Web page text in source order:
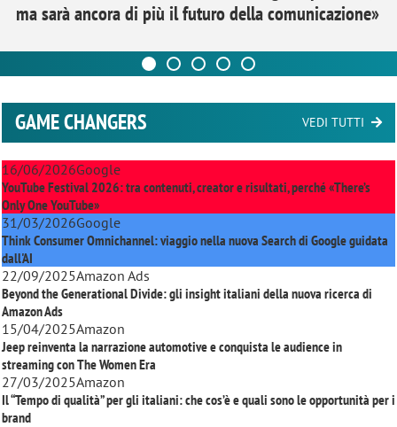
ma sarà ancora di più il futuro della comunicazione»
GAME CHANGERS VEDI TUTTI
16/06/2026Google
YouTube Festival 2026: tra contenuti, creator e risultati, perché «There’s
Only One YouTube»
31/03/2026Google
Think Consumer Omnichannel: viaggio nella nuova Search di Google guidata
dall'AI
22/09/2025Amazon Ads
Beyond the Generational Divide: gli insight italiani della nuova ricerca di
Amazon Ads
15/04/2025Amazon
Jeep reinventa la narrazione automotive e conquista le audience in
streaming conThe Women Era
27/03/2025Amazon
Il “Tempo di qualità” per gli italiani: che cos’è e quali sono le opportunità per i
brand